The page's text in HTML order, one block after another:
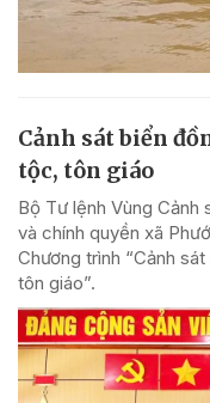
Cảnh sát biển
tộc, tôn giáo
Bộ Tư lệnh Vùng
và chính quyền xã
Chương trình “Cảnh
tôn giáo”.